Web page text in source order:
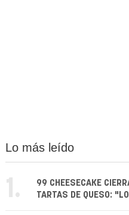
Lo más leído
1.
99 CHEESECAKE
TARTAS DE QUESO: